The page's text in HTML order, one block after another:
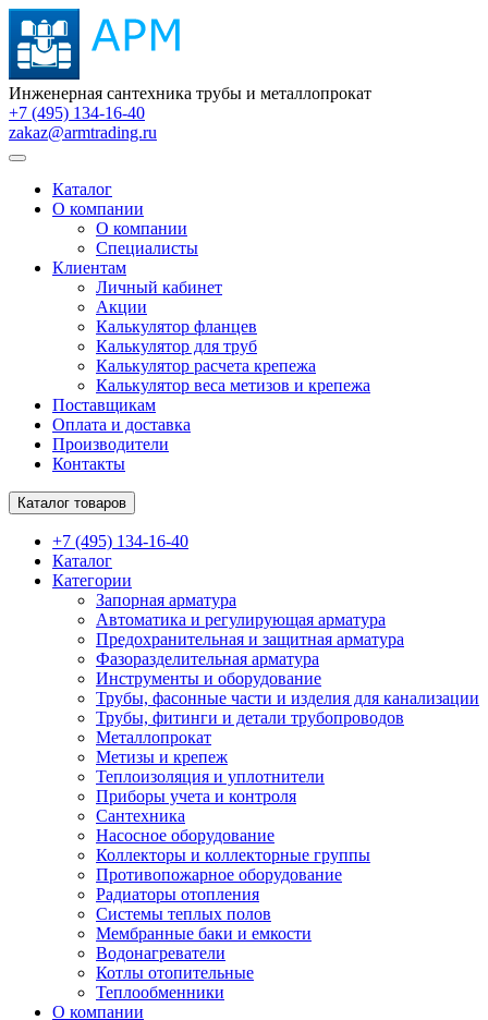
Инженерная сантехника трубы и металлопрокат
+7 (495) 134-16-40
zakaz@armtrading.ru
Каталог
О компании
О компании
Специалисты
Клиентам
Личный кабинет
Акции
Калькулятор фланцев
Калькулятор для труб
Калькулятор расчета крепежа
Калькулятор веса метизов и крепежа
Поставщикам
Оплата и доставка
Производители
Контакты
Каталог товаров
+7 (495) 134-16-40
Каталог
Категории
Запорная арматура
Автоматика и регулирующая арматура
Предохранительная и защитная арматура
Фазоразделительная арматура
Инструменты и оборудование
Трубы, фасонные части и изделия для канализации
Трубы, фитинги и детали трубопроводов
Металлопрокат
Метизы и крепеж
Теплоизоляция и уплотнители
Приборы учета и контроля
Сантехника
Насосное оборудование
Коллекторы и коллекторные группы
Противопожарное оборудование
Радиаторы отопления
Системы теплых полов
Мембранные баки и емкости
Водонагреватели
Котлы отопительные
Теплообменники
О компании